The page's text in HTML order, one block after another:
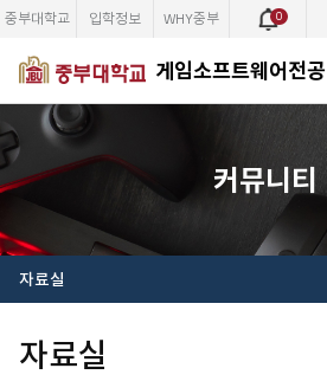
게임소프트웨어전공
중부대학교 입학정보 WHY중부 0
커뮤니티
자료실
자료실